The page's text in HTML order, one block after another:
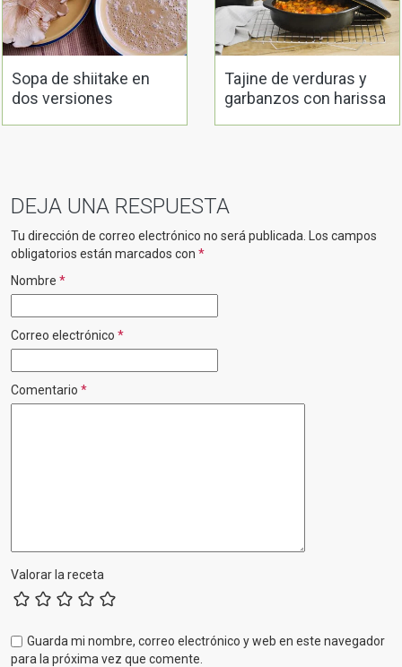
Sopa de shiitake en
dos versiones
Tajine de verduras y
garbanzos con harissa
DEJA UNA RESPUESTA
Tu dirección de correo electrónico no será publicada. Los campos
obligatorios están marcados con *
Nombre *
Correo electrónico *
Comentario *
Valorar la receta
Guarda mi nombre, correo electrónico y web en este navegador
para la próxima vez que comente.